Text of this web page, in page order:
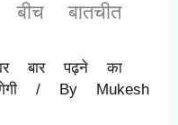
बातचीत
बार पढ़ने का
/ By Mukesh